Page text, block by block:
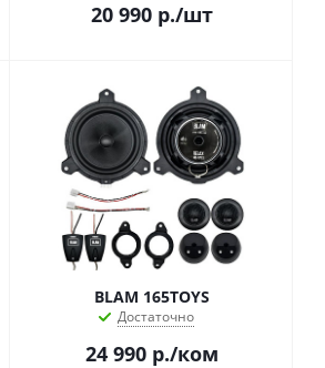
20 990р./шт
BLAM 165TOYS
Достаточно
24 990р./ком